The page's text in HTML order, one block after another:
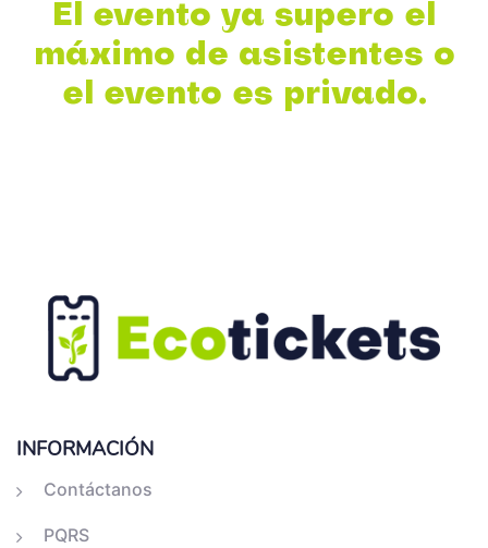
El evento ya supero el
máximo de asistentes o
el evento es privado.
INFORMACIÓN
Contáctanos
PQRS